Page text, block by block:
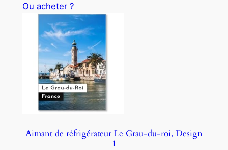
Ou acheter ?
Aimant de réfrigérateur Le Grau-du-roi, Design
1